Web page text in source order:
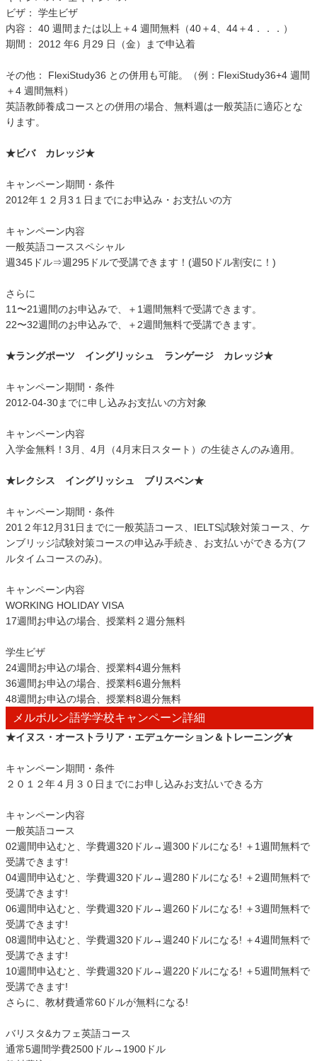
ビザ： 学生ビザ
内容： 40 週間または以上＋4 週間無料（40＋4、44＋4．．．）
期間： 2012 年6 月29 日（金）まで申込着
その他： FlexiStudy36 との併用も可能。（例：FlexiStudy36+4 週間
＋4 週間無料）
英語教師養成コースとの併用の場合、無料週は一般英語に適応とな
ります。
★ビバ カレッジ★
キャンペーン期間・条件
2012年１２月3１日までにお申込み・お支払いの方
キャンペーン内容
一般英語コーススペシャル
週345ドル⇒週295ドルで受講できます！(週50ドル割安に！)
さらに
11〜21週間のお申込みで、＋1週間無料で受講できます。
22〜32週間のお申込みで、＋2週間無料で受講できます。
★ラングポーツ イングリッシュ ランゲージ カレッジ★
キャンペーン期間・条件
2012-04-30までに申し込みお支払いの方対象
キャンペーン内容
入学金無料！3月、4月（4月末日スタート）の生徒さんのみ適用。
★レクシス イングリッシュ ブリスベン★
キャンペーン期間・条件
201２年12月31日までに一般英語コース、IELTS試験対策コース、ケ
ンブリッジ試験対策コースの申込み手続き、お支払いができる方(フ
ルタイムコースのみ)。
キャンペーン内容
WORKING HOLIDAY VISA
17週間お申込の場合、授業料２週分無料
学生ビザ
24週間お申込の場合、授業料4週分無料
36週間お申込の場合、授業料6週分無料
48週間お申込の場合、授業料8週分無料
メルボルン語学学校キャンペーン詳細
★イヌス・オーストラリア・エデュケーション＆トレーニング★
キャンペーン期間・条件
２０１２年４月３０日までにお申し込みお支払いできる方
キャンペーン内容
一般英語コース
02週間申込むと、学費週320ドル→週300ドルになる! ＋1週間無料で
受講できます!
04週間申込むと、学費週320ドル→週280ドルになる! ＋2週間無料で
受講できます!
06週間申込むと、学費週320ドル→週260ドルになる! ＋3週間無料で
受講できます!
08週間申込むと、学費週320ドル→週240ドルになる! ＋4週間無料で
受講できます!
10週間申込むと、学費週320ドル→週220ドルになる! ＋5週間無料で
受講できます!
さらに、教材費通常60ドルが無料になる!
バリスタ&カフェ英語コース
通常5週間学費2500ドル→1900ドル